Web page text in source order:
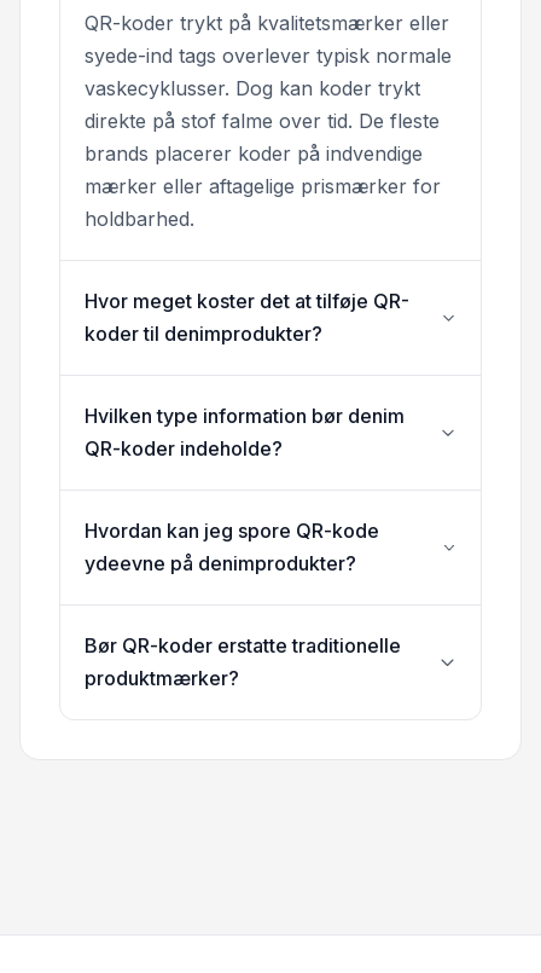
QR-koder trykt på kvalitetsmærker eller
syede-ind tags overlever typisk normale
vaskecyklusser. Dog kan koder trykt
direkte på stof falme over tid. De fleste
brands placerer koder på indvendige
mærker eller aftagelige prismærker for
holdbarhed.
Hvor meget koster det at tilføje QR-
koder til denimprodukter?
Hvilken type information bør denim
QR-koder indeholde?
Hvordan kan jeg spore QR-kode
ydeevne på denimprodukter?
Bør QR-koder erstatte traditionelle
produktmærker?